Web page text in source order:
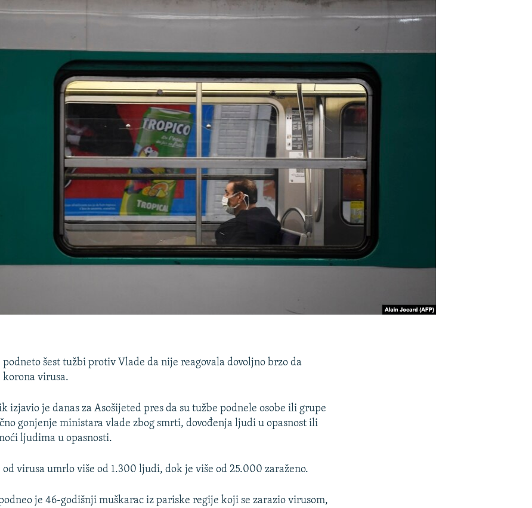
podneto šest tužbi protiv Vlade da nije reagovala dovoljno brzo da
korona virusa.
izjavio je danas za Asošijeted pres da su tužbe podnele osobe ili grupe
gonjenje ministara vlade zbog smrti, dovođenja ljudi u opasnost ili
ljudima u opasnosti.
od virusa umrlo više od 1.300 ljudi, dok je više od 25.000 zaraženo.
je 46-godišnji muškarac iz pariske regije koji se zarazio virusom,